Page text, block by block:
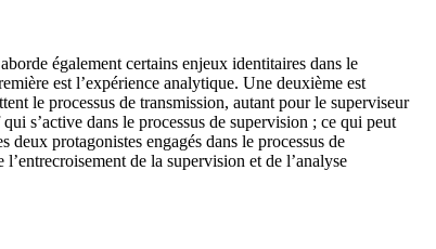
également certains enjeux identitaires dans le
est l’expérience analytique. Une deuxième est
le processus de transmission, autant pour le superviseur
s’active dans le processus de supervision ; ce qui peut
protagonistes engagés dans le processus de
de la supervision et de l’analyse